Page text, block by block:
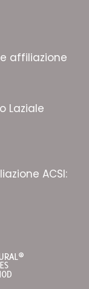
affiliazione
Laziale
ACSI: